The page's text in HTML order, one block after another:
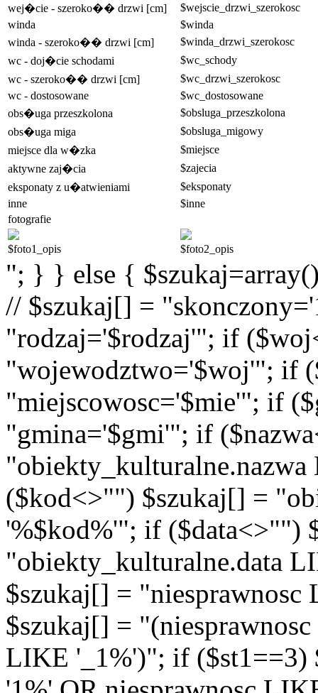
wej�cie - szeroko�� drzwi [cm]
$wejscie_drzwi_szerokosc
winda
$winda
winda - szeroko�� drzwi [cm]
$winda_drzwi_szerokosc
wc - doj�cie schodami
$wc_schody
wc - szeroko�� drzwi [cm]
$wc_drzwi_szerokosc
wc - dostosowane
$wc_dostosowane
obs�uga przeszkolona
$obsluga_przeszkolona
obs�uga miga
$obsluga_migowy
miejsce dla w�zka
$miejsce
aktywne zaj�cia
$zajecia
eksponaty z u�atwieniami
$eksponaty
inne
$inne
fotografie
$foto1_opis $foto2_opis
"; } } else {
// $szukaj[] =
"rodzaj='$rodzaj'"; if
"wojewodztwo='$woj'"; if
"miejscowosc='$mie'"; if
"gmina='$gmi'"; if
($kod<>"") $szukaj[] =
'%$kod%'"; if ($data<>"")
"obiekty_kulturalne.data
$szukaj[] =
$szukaj[] =
LIKE '_1%')"; if ($st1==3)